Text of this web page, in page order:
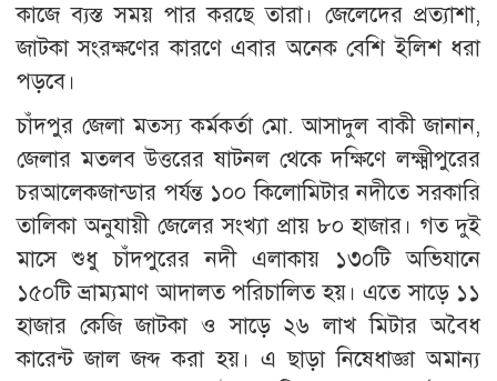
কাজে ব্যস্ত সময় পার করছে তারা। জেলেদের প্রত্যাশা,
জাটকা সংরক্ষণের কারণে এবার অনেক বেশি ইলিশ ধরা
পড়বে।
চাঁদপুর জেলা মত্স্য কর্মকর্তা মো. আসাদুল বাকী জানান,
জেলার মতলব উত্তরের ষাটনল থেকে দক্ষিণে লক্ষ্মীপুরের
চরআলেকজান্ডার পর্যন্ত ১০০ কিলোমিটার নদীতে সরকারি
তালিকা অনুযায়ী জেলের সংখ্যা প্রায় ৮০ হাজার। গত দুই
মাসে শুধু চাঁদপুরের নদী এলাকায় ১৩০টি অভিযানে
১৫০টি ভ্রাম্যমাণ আদালত পরিচালিত হয়। এতে সাড়ে ১১
হাজার কেজি জাটকা ও সাড়ে ২৬ লাখ মিটার অবৈধ
কারেন্ট জাল জব্দ করা হয়। এ ছাড়া নিষেধাজ্ঞা অমান্য